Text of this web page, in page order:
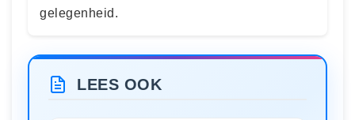
gelegenheid.
LEES OOK